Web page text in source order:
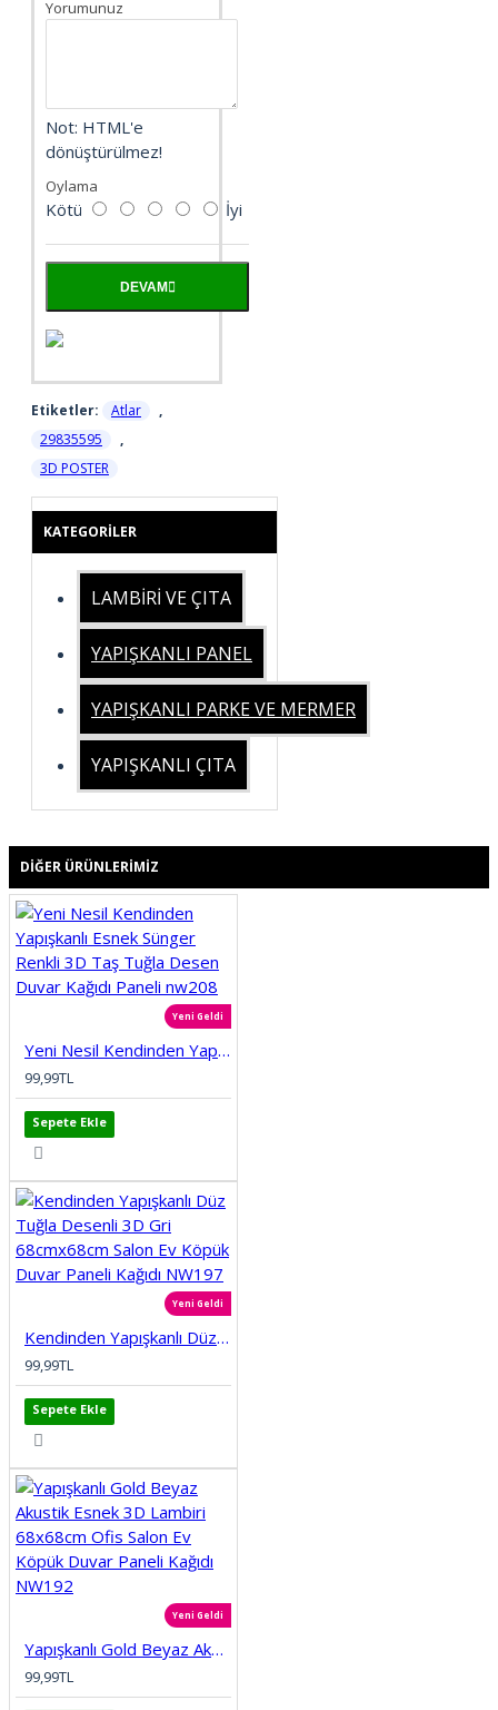
Yorumunuz
Not: HTML'e
dönüştürülmez!
Oylama
Kötü İyi
DEVAM
Etiketler: Atlar
,
29835595
,
3D POSTER
KATEGORILER
LAMBİRİ VE ÇITA
YAPIŞKANLI PANEL
YAPIŞKANLI PARKE VE MERMER
YAPIŞKANLI ÇITA
DIĞER ÜRÜNLERIMIZ
Yeni Geldi
Yeni Nesil Kendinden Yapışkanlı Esnek Sünger Renkli 3D Taş Tuğla Desen Duvar Kağıdı Paneli nw208
99,99TL
Sepete Ekle
Yeni Geldi
Kendinden Yapışkanlı Düz Tuğla Desenli 3D Gri 68cmx68cm Salon Ev Köpük Duvar Paneli Kağıdı NW197
99,99TL
Sepete Ekle
Yeni Geldi
Yapışkanlı Gold Beyaz Akustik Esnek 3D Lambiri 68x68cm Ofis Salon Ev Köpük Duvar Paneli Kağıdı NW192
99,99TL